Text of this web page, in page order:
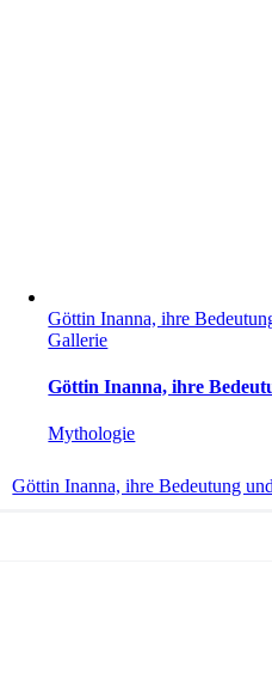
Göttin Inanna, ihre
Gallerie
Göttin Inanna, ihre
Mythologie
Göttin Inanna, ihre Bedeutung